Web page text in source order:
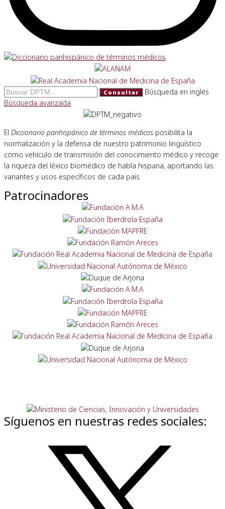
Consultar
Búsqueda en inglés
Búsqueda avanzada
El Diccionario panhispánico de términos médicos posibilita la
normalización y la defensa de nuestro patrimonio lingüístico
como vehículo de transmisión del conocimiento médico y recoge
la riqueza del léxico biomédico de habla hispana, aportando las
variantes y usos específicos de cada país.
Patrocinadores
Síguenos en nuestras redes sociales: